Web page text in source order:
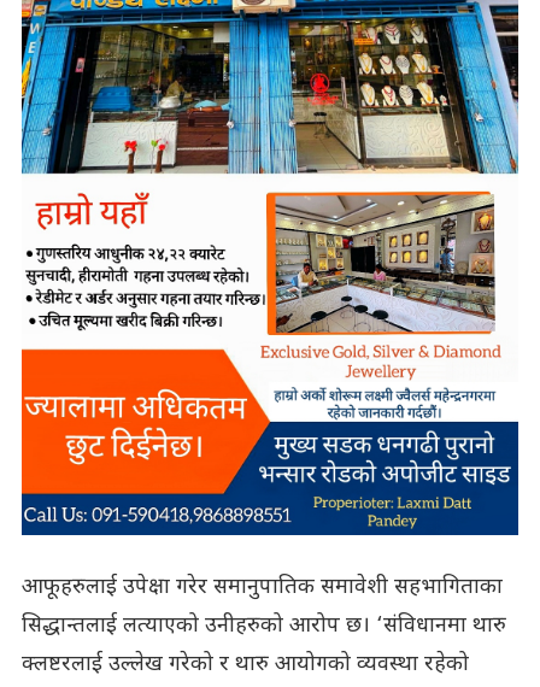
आफूहरुलाई उपेक्षा गरेर समानुपातिक समावेशी सहभागिताका
सिद्धान्तलाई लत्याएको उनीहरुको आरोप छ। ‘संविधानमा थारु
क्लष्टरलाई उल्लेख गरेको र थारु आयोगको व्यवस्था रहेको